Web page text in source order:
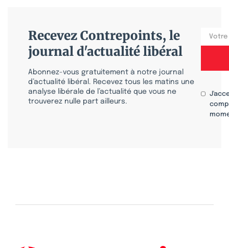
Recevez Contrepoints, le
journal d'actualité libéral
Abonnez-vous gratuitement à notre journal
d’actualité libéral. Recevez tous les matins une
analyse libérale de l’actualité que vous ne
trouverez nulle part ailleurs.